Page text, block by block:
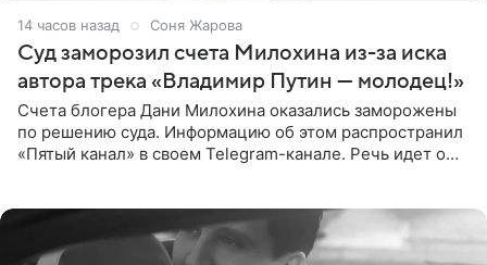
14 часов назад Соня Жарова
Суд заморозил счета Милохина из-за иска
автора трека «Владимир Путин — молодец!»
Счета блогера Дани Милохина оказались заморожены
по решению суда. Информацию об этом распространил
«Пятый канал» в своем Telegram-канале. Речь идет о